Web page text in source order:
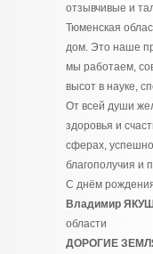
отзывчивые и
Тюменская
дом. Это наше
мы работаем,
высот в науке,
От всей души
здоровья и
сферах,
благополучия и
С днём
Владимир
области
ДОРОГИЕ